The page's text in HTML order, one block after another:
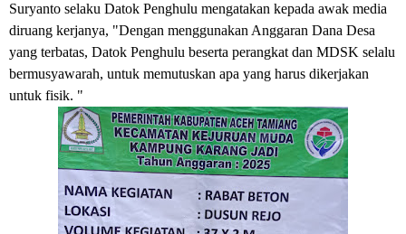
Suryanto selaku Datok Penghulu mengatakan kepada awak media
diruang kerjanya, "Dengan menggunakan Anggaran Dana Desa
yang terbatas, Datok Penghulu beserta perangkat dan MDSK selalu
bermusyawarah, untuk memutuskan apa yang harus dikerjakan
untuk fisik. "